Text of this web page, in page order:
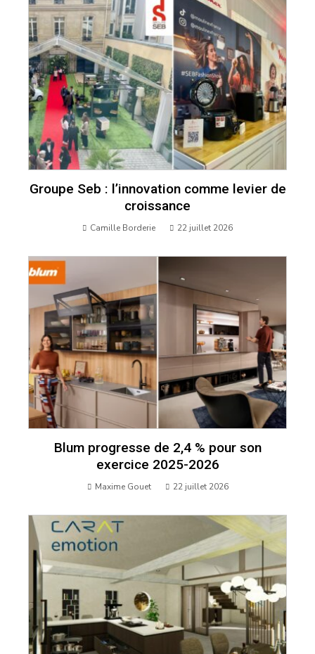
Groupe Seb : l’innovation comme levier de
croissance
Camille Borderie 22 juillet 2026
Blum progresse de 2,4 % pour son
exercice 2025-2026
Maxime Gouet 22 juillet 2026